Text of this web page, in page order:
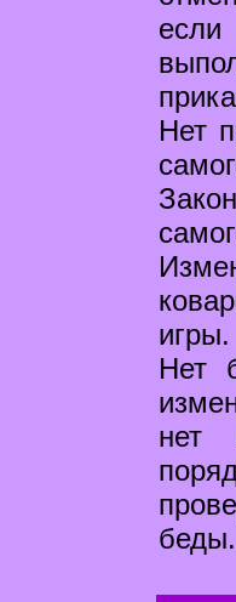
Нет
игры.
Нет
нет
беды.